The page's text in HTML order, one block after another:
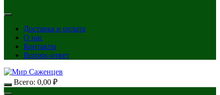
Доставка и оплата
О нас
Контакты
Вопрос-ответ
Всего: 0,00 ₽